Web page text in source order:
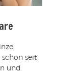
schon seit
und